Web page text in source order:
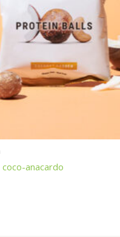
anacardo